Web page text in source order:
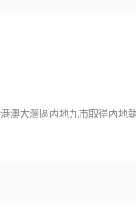
大灣區內地九市取得內